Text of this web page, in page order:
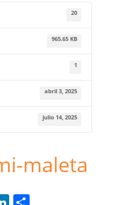
20
965.65 KB
1
abril 3, 2025
julio 14, 2025
maleta